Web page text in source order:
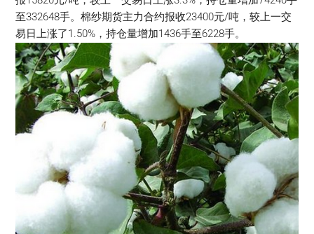
至332648手。棉纱期货主力合约报收23400元/吨，较上一交
易日上涨了1.50%，持仓量增加1436手至6228手。